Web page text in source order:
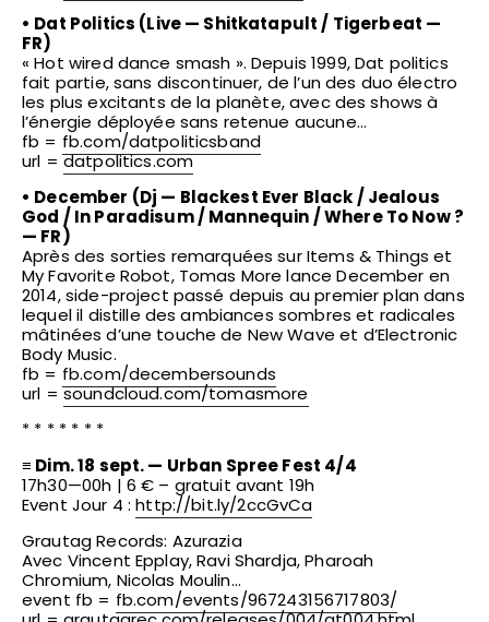
• Dat Politics (Live — Shitkatapult / Tigerbeat —
FR)
« Hot wired dance smash ». Depuis 1999, Dat politics
fait partie, sans discontinuer, de l’un des duo électro
les plus excitants de la planète, avec des shows à
l’énergie déployée sans retenue aucune…
fb = fb.com/datpoliticsband
url =datpolitics.com
• December (Dj — Blackest Ever Black / Jealous
God / In Paradisum / Mannequin / Where To Now ?
— FR)
Après des sorties remarquées sur Items & Things et
My Favorite Robot, Tomas More lance December en
2014, side-project passé depuis au premier plan dans
lequel il distille des ambiances sombres et radicales
mâtinées d’une touche de New Wave et d’Electronic
Body Music.
fb = fb.com/decembersounds
url =soundcloud.com/tomasmore
* * * * * * *
≡ Dim. 18 sept. — Urban Spree Fest 4/4
17h30—00h | 6 € – gratuit avant 19h
Event Jour 4 :http://bit.ly/2ccGvCa
Grautag Records: Azurazia
Avec Vincent Epplay, Ravi Shardja, Pharoah
Chromium, Nicolas Moulin…
event fb = fb.com/events/967243156717803/